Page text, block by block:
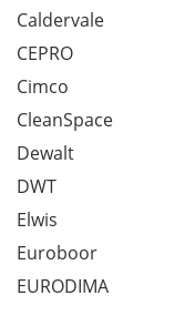
Caldervale
CEPRO
Cimco
CleanSpace
Dewalt
DWT
Elwis
Euroboor
EURODIMA